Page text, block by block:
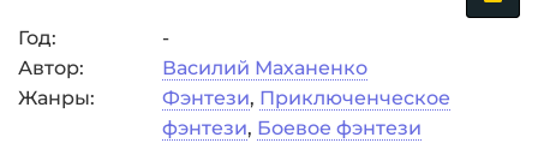
Год:
-
Автор:
Василий Маханенко
Жанры:
Фэнтези, Приключенческое
фэнтези, Боевое фэнтези